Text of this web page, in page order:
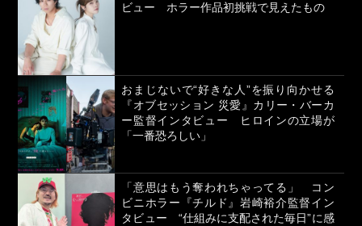
ビュー ホラー作品初挑戦で見えたもの
おまじないで“好きな人”を振り向かせる
『オブセッション 災愛』カリー・バーカ
ー監督インタビュー ヒロインの立場が
「一番恐ろしい」
「意思はもう奪われちゃってる」 コン
ビニホラー『チルド』岩崎裕介監督イン
タビュー “仕組みに支配された毎日”に感